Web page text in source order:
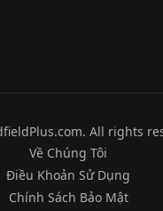
All rights
Về Chúng Tôi
Điều Khoản Sử Dụng
Chính Sách Bảo Mật